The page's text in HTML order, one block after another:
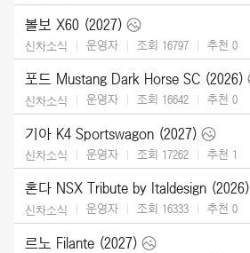
볼보 X60 (2027)
신차소식 운영자 조회 16797 추천 0
포드 Mustang Dark Horse SC (2026)
신차소식 운영자 조회 16642 추천 0
기아 K4 Sportswagon (2027)
신차소식 운영자 조회 17262 추천 1
혼다 NSX Tribute by Italdesign (2026)
신차소식 운영자 조회 16333 추천 0
르노 Filante (2027)